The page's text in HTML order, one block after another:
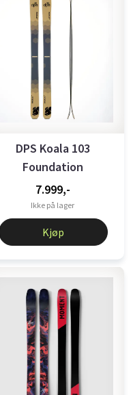
DPS Koala 103
Foundation
7.999,-
Ikke på lager
Kjøp